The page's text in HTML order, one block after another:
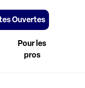
Ouvertes
Pour les
pros